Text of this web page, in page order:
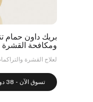
بريك داون حمام
ومكافحة القشرة
لعلاج القشرة
تسوق الآن - 38 دولارًا